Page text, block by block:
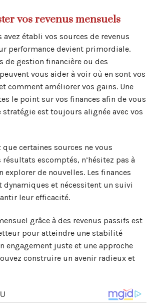
vos revenus mensuels
avez établi vos sources de revenus
performance devient primordiale.
de gestion financière ou des
vous aider à voir où en sont vos
comment améliorer vos gains. Une
le point sur vos finances afin de vous
stratégie est toujours alignée avec vos
certaines sources ne vous
escomptés, n’hésitez pas à
explorer de nouvelles. Les finances
dynamiques et nécessitent un suivi
leur efficacité.
grâce à des revenus passifs est
pour atteindre une stabilité
engagement juste et une approche
construire un avenir radieux et